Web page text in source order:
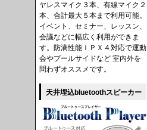
ヤレスマイク３本、有線マイク２
本、合計最大５本まで利用可能。
イベント、セミナー、レッスン、
会議などに幅広く利用ができま
す。防滴性能ＩＰＸ４対応で運動
会やプールサイドなど 室内外を
問わずオススメです。
天井埋込bluetoothスピーカー